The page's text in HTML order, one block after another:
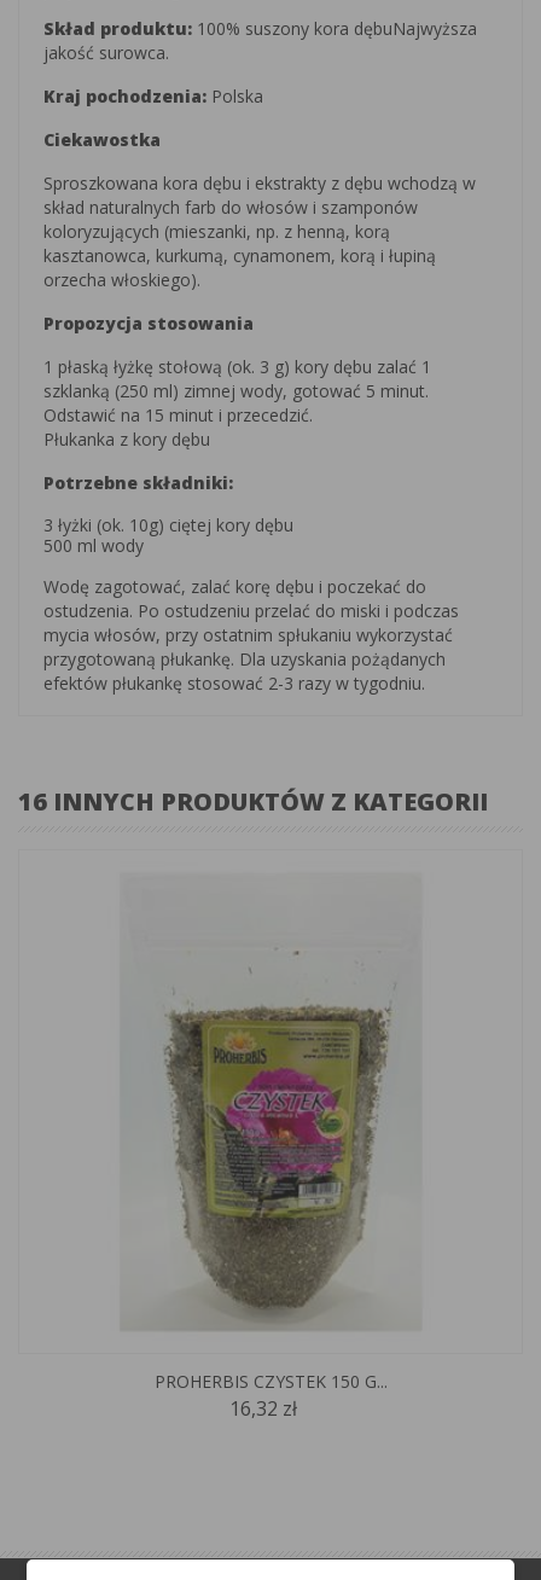
Skład produktu: 100% suszony kora dębuNajwyższa
jakość surowca.
Kraj pochodzenia: Polska
Ciekawostka
Sproszkowana kora dębu i ekstrakty z dębu wchodzą w
skład naturalnych farb do włosów i szamponów
koloryzujących (mieszanki, np. z henną, korą
kasztanowca, kurkumą, cynamonem, korą i łupiną
orzecha włoskiego).
Propozycja stosowania
1 płaską łyżkę stołową (ok. 3 g) kory dębu zalać 1
szklanką (250 ml) zimnej wody, gotować 5 minut.
Odstawić na 15 minut i przecedzić.
Płukanka z kory dębu
Potrzebne składniki:
3 łyżki (ok. 10g) ciętej kory dębu
500 ml wody
Wodę zagotować, zalać korę dębu i poczekać do
ostudzenia. Po ostudzeniu przelać do miski i podczas
mycia włosów, przy ostatnim spłukaniu wykorzystać
przygotowaną płukankę. Dla uzyskania pożądanych
efektów płukankę stosować 2-3 razy w tygodniu.
16 INNYCH PRODUKTÓW Z KATEGORII
PROHERBIS CZYSTEK 150 G...
16,32 zł